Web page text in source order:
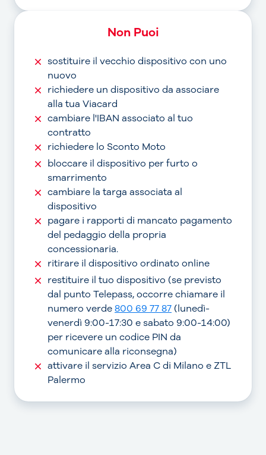
Non Puoi
sostituire il vecchio dispositivo con uno
nuovo
richiedere un dispositivo da associare
alla tua Viacard
cambiare l'IBAN associato al tuo
contratto
richiedere lo Sconto Moto
bloccare il dispositivo per furto o
smarrimento
cambiare la targa associata al
dispositivo
pagare i rapporti di mancato pagamento
del pedaggio della propria
concessionaria.
ritirare il dispositivo ordinato online
restituire il tuo dispositivo (se previsto
dal punto Telepass, occorre chiamare il
numero verde800 69 77 87(lunedì-
venerdì 9:00-17:30 e sabato 9:00-14:00)
per ricevere un codice PIN da
comunicare alla riconsegna)
attivare il servizio Area C di Milano e ZTL
Palermo